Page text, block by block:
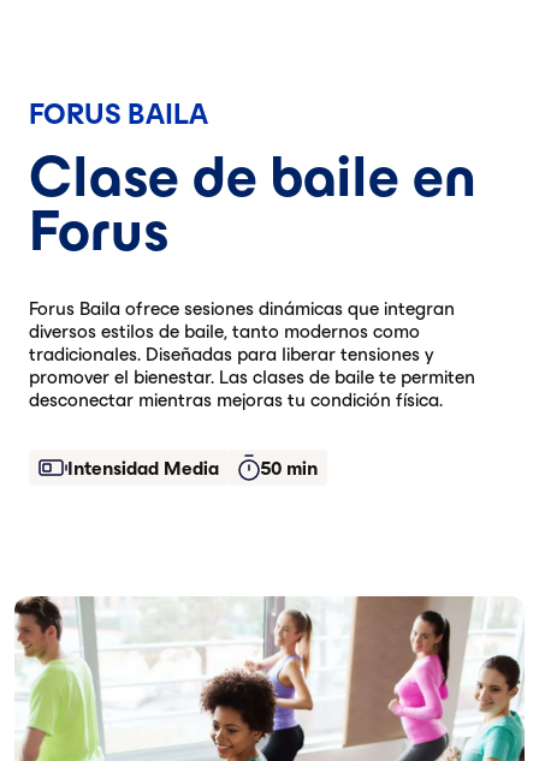
FORUS BAILA
Clase de baile en
Forus
Forus Baila ofrece sesiones dinámicas que integran
diversos estilos de baile, tanto modernos como
tradicionales. Diseñadas para liberar tensiones y
promover el bienestar. Las clases de baile te permiten
desconectar mientras mejoras tu condición física.
Intensidad Media 50 min